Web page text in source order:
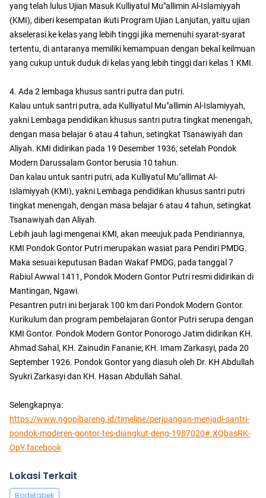
yang telah lulus Ujian Masuk Kulliyatul Mu"allimin Al-Islamiyyah
(KMI), diberi kesempatan ikuti Program Ujian Lanjutan, yaitu ujian
akselerasi ke kelas yang lebih tinggi jika memenuhi syarat-syarat
tertentu, di antaranya memiliki kemampuan dengan bekal keilmuan
yang cukup untuk duduk di kelas yang lebih tinggi dari kelas 1 KMI.
4. Ada 2 lembaga khusus santri putra dan putri.
Kalau untuk santri putra, ada Kulliyatul Mu"allimin Al-Islamiyyah,
yakni Lembaga pendidikan khusus santri putra tingkat menengah,
dengan masa belajar 6 atau 4 tahun, setingkat Tsanawiyah dan
Aliyah. KMI didirikan pada 19 Desember 1936, setelah Pondok
Modern Darussalam Gontor berusia 10 tahun.
Dan kalau untuk santri putri, ada Kulliyatul Mu"allimat Al-
Islamiyyah (KMI), yakni Lembaga pendidikan khusus santri putri
tingkat menengah, dengan masa belajar 6 atau 4 tahun, setingkat
Tsanawiyah dan Aliyah.
Lebih jauh lagi mengenai KMI, akan meeujuk pada Pendiriannya,
KMI Pondok Gontor Putri merupakan wasiat para Pendiri PMDG.
Maka sesuai keputusan Badan Wakaf PMDG, pada tanggal 7
Rabiul Awwal 1411, Pondok Modern Gontor Putri resmi didirikan di
Mantingan, Ngawi.
Pesantren putri ini berjarak 100 km dari Pondok Modern Gontor.
Kurikulum dan program pembelajaran Gontor Putri serupa dengan
KMI Gontor. Pondok Modern Gontor Ponorogo Jatim didirikan KH.
Ahmad Sahal, KH. Zainudin Fananie; KH. Imam Zarkasyi, pada 20
September 1926. Pondok Gontor yang diasuh oleh Dr. KH Abdullah
Syukri Zarkasyi dan KH. Hasan Abdullah Sahal.
Selengkapnya:
https://www.ngopibareng.id/timeline/perjuangan-menjadi-santri-
pondok-moderen-gontor-tes-diangkut-deng-1987020#.XQbasRK-
OpY.facebook
Lokasi Terkait
Bodetabek